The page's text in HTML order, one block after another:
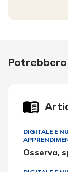
DIGITALE E
Osserva,